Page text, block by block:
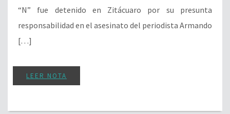
“N” fue detenido en Zitácuaro por su presunta
responsabilidad en el asesinato del periodista Armando
[…]
LEER NOTA